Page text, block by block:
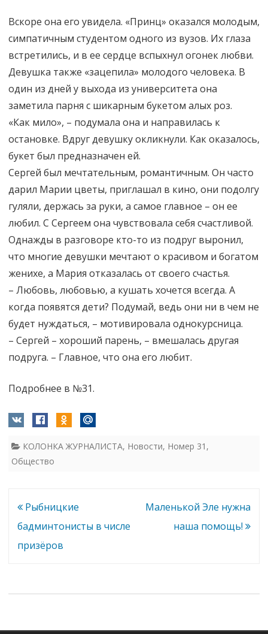
Вскоре она его увидела. «Принц» оказался молодым,
симпатичным студентом одного из вузов. Их глаза
встретились, и в ее сердце вспыхнул огонек любви.
Девушка также «зацепила» молодого человека. В
один из дней у выхода из университета она
заметила парня с шикарным букетом алых роз.
«Как мило», – подумала она и направилась к
остановке. Вдруг девушку окликнули. Как оказалось,
букет был предназначен ей.
Сергей был мечтательным, романтичным. Он часто
дарил Марии цветы, приглашал в кино, они подолгу
гуляли, держась за руки, а самое главное – он ее
любил. С Сергеем она чувствовала себя счастливой.
Однажды в разговоре кто-то из подруг выронил,
что многие девушки мечтают о красивом и богатом
женихе, а Мария отказалась от своего счастья.
– Любовь, любовью, а кушать хочется всегда. А
когда появятся дети? Подумай, ведь они ни в чем не
будет нуждаться, – мотивировала однокурсница.
– Сергей – хороший парень, – вмешалась другая
подруга. – Главное, что она его любит.
Подробнее в №31.
КОЛОНКА ЖУРНАЛИСТА, Новости, Номер 31 ,
Общество
Навигация
по
записям
Рыбницкие
бадминтонисты в числе
призёров
Маленькой Эле нужна
наша помощь!